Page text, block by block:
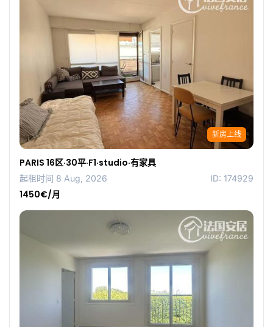
新房上线
PARIS 16区·30平·F1·studio·有家具
起租时间 8 Aug, 2026 ID: 174929
1450€/月